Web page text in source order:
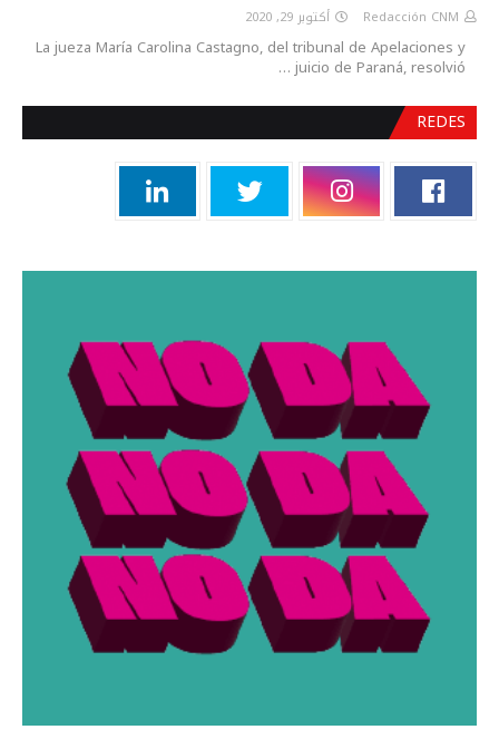
Redacción CNM أكتوبر 29, 2020
La jueza María Carolina Castagno, del tribunal de Apelaciones y
juicio de Paraná, resolvió …
REDES